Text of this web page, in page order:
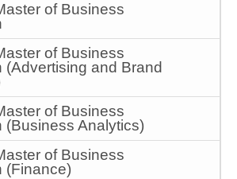
of Business
of Business
(Advertising and Brand
of Business
(Business Analytics)
of Business
(Finance)